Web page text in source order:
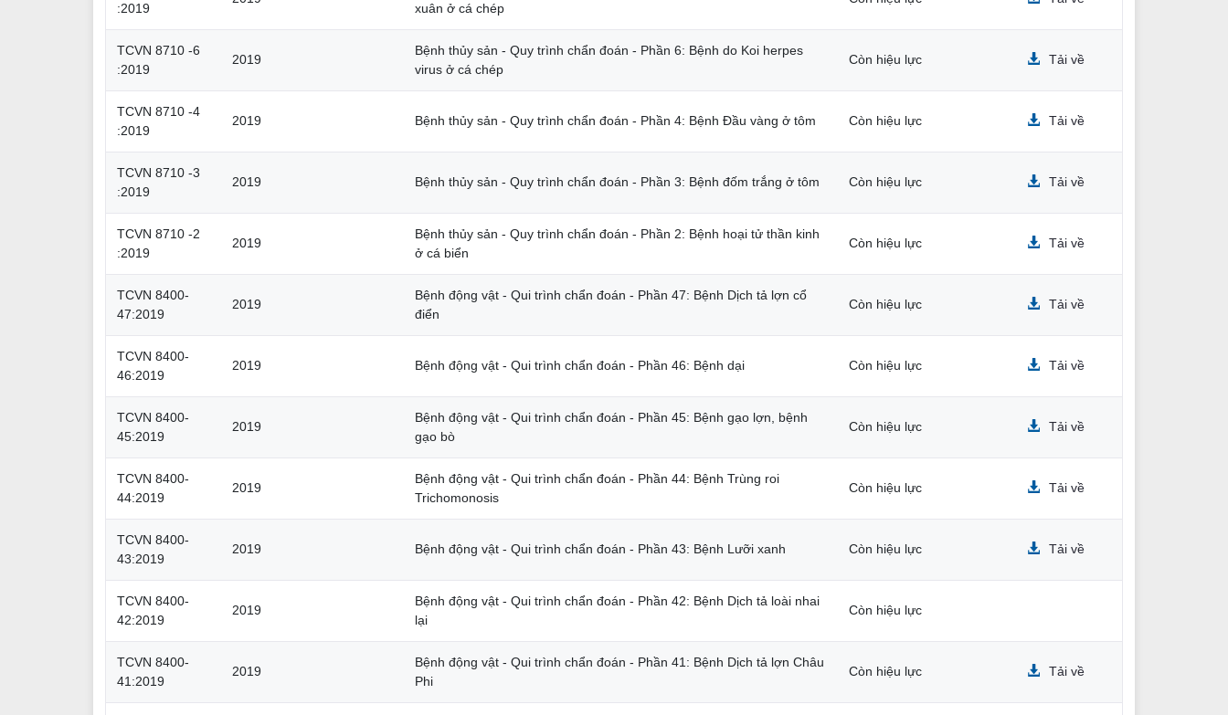
:2019
xuân ở cá chép
TCVN 8710 -6
:2019
2019
Bệnh thủy sản - Quy trình chẩn đoán - Phần 6: Bệnh do Koi herpes
virus ở cá chép
Còn hiệu lực Tải về
TCVN 8710 -4
:2019
2019 Bệnh thủy sản - Quy trình chẩn đoán - Phần 4: Bệnh Đầu vàng ở tôm Còn hiệu lực Tải về
TCVN 8710 -3
:2019
2019 Bệnh thủy sản - Quy trình chẩn đoán - Phần 3: Bệnh đốm trắng ở tôm Còn hiệu lực Tải về
TCVN 8710 -2
:2019
2019
Bệnh thủy sản - Quy trình chẩn đoán - Phần 2: Bệnh hoại tử thần kinh
ở cá biển
Còn hiệu lực Tải về
TCVN 8400-
47:2019
2019
Bệnh động vật - Qui trình chẩn đoán - Phần 47: Bệnh Dịch tả lợn cổ
điển
Còn hiệu lực Tải về
TCVN 8400-
46:2019
2019 Bệnh động vật - Qui trình chẩn đoán - Phần 46: Bệnh dại Còn hiệu lực Tải về
TCVN 8400-
45:2019
2019
Bệnh động vật - Qui trình chẩn đoán - Phần 45: Bệnh gạo lợn, bệnh
gạo bò
Còn hiệu lực Tải về
TCVN 8400-
44:2019
2019
Bệnh động vật - Qui trình chẩn đoán - Phần 44: Bệnh Trùng roi
Trichomonosis
Còn hiệu lực Tải về
TCVN 8400-
43:2019
2019 Bệnh động vật - Qui trình chẩn đoán - Phần 43: Bệnh Lưỡi xanh Còn hiệu lực Tải về
TCVN 8400-
42:2019
2019
Bệnh động vật - Qui trình chẩn đoán - Phần 42: Bệnh Dịch tả loài nhai
lại
Còn hiệu lực
TCVN 8400-
41:2019
2019
Bệnh động vật - Qui trình chẩn đoán - Phần 41: Bệnh Dịch tả lợn Châu
Phi
Còn hiệu lực Tải về